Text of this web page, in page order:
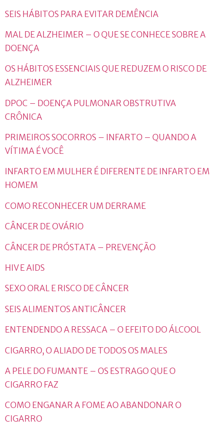
SEIS HÁBITOS PARA EVITAR DEMÊNCIA
MAL DE ALZHEIMER – O QUE SE CONHECE SOBRE A
DOENÇA
OS HÁBITOS ESSENCIAIS QUE REDUZEM O RISCO DE
ALZHEIMER
DPOC – DOENÇA PULMONAR OBSTRUTIVA
CRÔNICA
PRIMEIROS SOCORROS – INFARTO – QUANDO A
VÍTIMA É VOCÊ
INFARTO EM MULHER É DIFERENTE DE INFARTO EM
HOMEM
COMO RECONHECER UM DERRAME
CÂNCER DE OVÁRIO
CÂNCER DE PRÓSTATA – PREVENÇÃO
HIV E AIDS
SEXO ORAL E RISCO DE CÂNCER
SEIS ALIMENTOS ANTICÂNCER
ENTENDENDO A RESSACA – O EFEITO DO ÁLCOOL
CIGARRO, O ALIADO DE TODOS OS MALES
A PELE DO FUMANTE – OS ESTRAGO QUE O
CIGARRO FAZ
COMO ENGANAR A FOME AO ABANDONAR O
CIGARRO